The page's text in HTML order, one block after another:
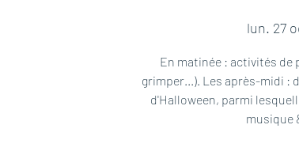
lun. 27
En matinée : activités
grimper...). Les après-midi :
d'Halloween, parmi
musique